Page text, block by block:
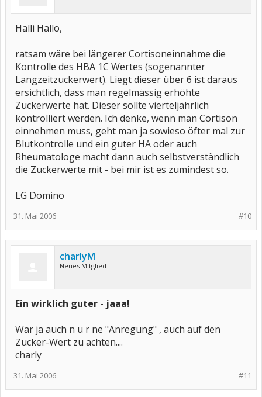
Halli Hallo,
ratsam wäre bei längerer Cortisoneinnahme die
Kontrolle des HBA 1C Wertes (sogenannter
Langzeitzuckerwert). Liegt dieser über 6 ist daraus
ersichtlich, dass man regelmässig erhöhte
Zuckerwerte hat. Dieser sollte vierteljährlich
kontrolliert werden. Ich denke, wenn man Cortison
einnehmen muss, geht man ja sowieso öfter mal zur
Blutkontrolle und ein guter HA oder auch
Rheumatologe macht dann auch selbstverständlich
die Zuckerwerte mit - bei mir ist es zumindest so.
LG Domino
#10
31. Mai 2006
charlyM
Neues Mitglied
Ein wirklich guter - jaaa!
War ja auch n u r ne "Anregung" , auch auf den
Zucker-Wert zu achten....
charly
#11
31. Mai 2006